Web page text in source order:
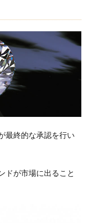
最終的な承認を行い
ドが市場に出ること